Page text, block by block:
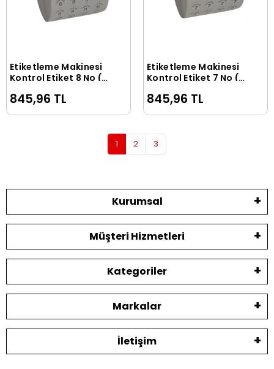
Sepete Ekle
Etiketleme Makinesi
Kontrol Etiket 8 No (5
845,96 TL
Sepete Ekle
Etiketleme Makinesi
Kontrol Etiket 7 No (5
845,96 TL
1 2 3
Kurumsal
Müşteri Hizmetleri
Kategoriler
Markalar
İletişim